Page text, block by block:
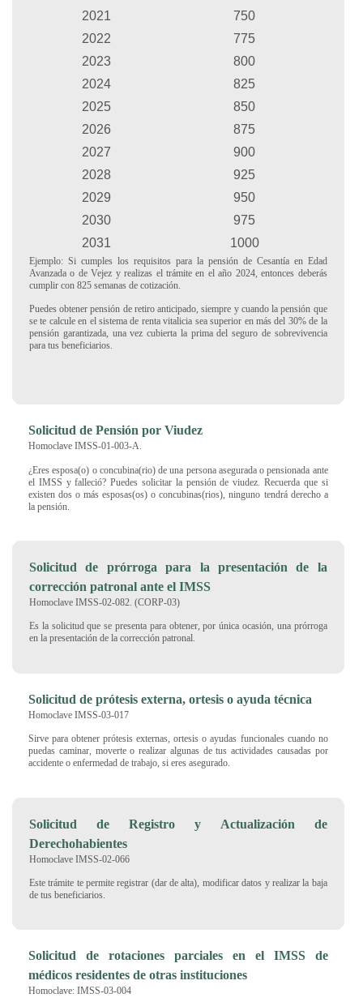
2021
750
2022
775
2023
800
2024
825
2025
850
2026
875
2027
900
2028
925
2029
950
2030
975
2031
1000
Ejemplo: Si cumples los requisitos para la pensión de Cesantía en Edad
Avanzada o de Vejez y realizas el trámite en el año 2024, entonces deberás
cumplir con 825 semanas de cotización.
Puedes obtener pensión de retiro anticipado, siempre y cuando la pensión que
se te calcule en el sistema de renta vitalicia sea superior en más del 30% de la
pensión garantizada, una vez cubierta la prima del seguro de sobrevivencia
para tus beneficiarios.
Solicitud de Pensión por Viudez
Homoclave IMSS-01-003-A.
¿Eres esposa(o) o concubina(rio) de una persona asegurada o pensionada ante
el IMSS y falleció? Puedes solicitar la pensión de viudez. Recuerda que si
existen dos o más esposas(os) o concubinas(rios), ninguno tendrá derecho a
la pensión.
Solicitud de prórroga para la presentación de la
corrección patronal ante el IMSS
Homoclave IMSS-02-082. (CORP-03)
Es la solicitud que se presenta para obtener, por única ocasión, una prórroga
en la presentación de la corrección patronal.
Solicitud de prótesis externa, ortesis o ayuda técnica
Homoclave IMSS-03-017
Sirve para obtener prótesis externas, ortesis o ayudas funcionales cuando no
puedas caminar, moverte o realizar algunas de tus actividades causadas por
accidente o enfermedad de trabajo, si eres asegurado.
Solicitud de Registro y Actualización de
Derechohabientes
Homoclave IMSS-02-066
Este trámite te permite registrar (dar de alta), modificar datos y realizar la baja
de tus beneficiarios.
Solicitud de rotaciones parciales en el IMSS de
médicos residentes de otras instituciones
Homoclave: IMSS-03-004